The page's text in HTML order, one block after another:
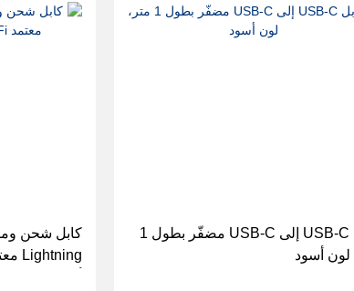
كابل USB-C إلى USB-C مضفّر بطول 1
لون أسود